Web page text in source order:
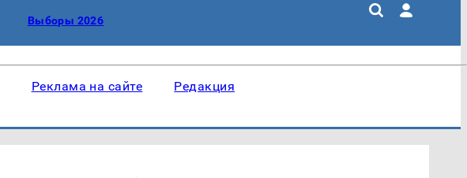
Выборы 2026
Реклама на сайте Редакция